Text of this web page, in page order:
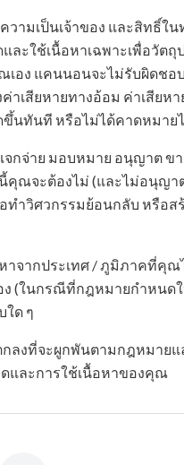
ามเป็นเจ้าของ และสิทธิ์
ะใช้เนื้อหาเฉพาะเพื่อวัตถุ
อง แคนนอนจะไม่รับผิดชอ
าเสียหายทางอ้อม ค่าเสียหา
ขึ้นทันที หรือไม่ได้คาดหมาย
จ่าย มอบหมาย อนุญาต ขา
คุณจะต้องไม่ (และไม่อนุญา
ทำวิศวกรรมย้อนกลับ หรือส
จากประเทศ / ภูมิภาคที่คุณ
(ในกรณีที่กฎหมายกำหนด
ด ๆ
ลงที่จะผูกพันตามกฎหมาย
และการใช้เนื้อหาของคุณ